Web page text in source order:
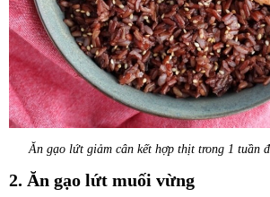
Ăn gạo lứt giảm cân kết hợp thịt trong 1 tuần
2. Ăn gạo lứt muối vừng